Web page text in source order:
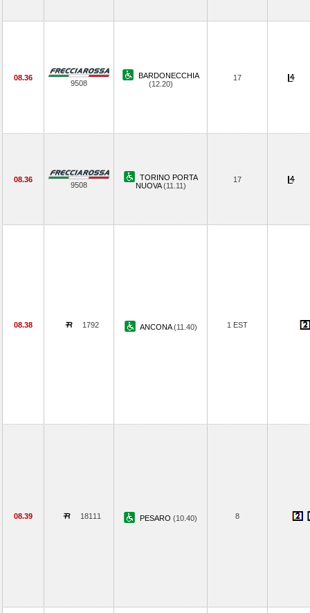
08.36
9508
BARDONECCHIA
(12.20)
17
08.36
9508
TORINO PORTA
NUOVA(11.11)
17
08.38 1792 ANCONA(11.40) 1 EST
08.39 18111 PESARO (10.40) 8